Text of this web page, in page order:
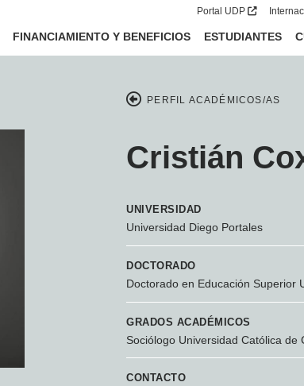
Portal UDP
FINANCIAMIENTO Y BENEFICIOS ESTUDIANTES
PERFIL ACADÉMICOS/AS
Cristián
UNIVERSIDAD
Universidad Diego Portales
DOCTORADO
Doctorado en Educación Superior
GRADOS ACADÉMICOS
Sociólogo Universidad Católica de
CONTACTO